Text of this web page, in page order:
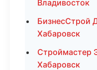
Владивосток
БизнесСтрой
Хабаровск
Строймастер
Хабаровск